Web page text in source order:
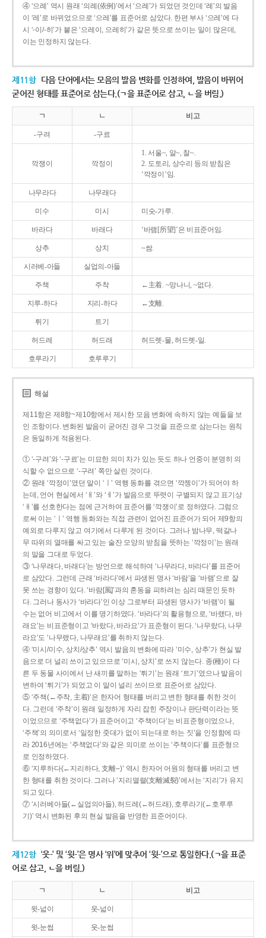
④ ‘으례’ 역시 원래 ‘의례(依例)’에서 ‘으례’가 되었던 것인데 ‘례’의 발음
이 ‘레’로 바뀌었으므로 ‘으레’를 표준어로 삼았다. 한편 부사 ‘으레’에 다
시 ‘-이/-히’가 붙은 ‘으레이, 으레히’가 같은 뜻으로 쓰이는 일이 많은데,
이는 인정하지 않는다.
제11항 다음 단어에서는 모음의 발음 변화를 인정하여, 발음이 바뀌어
굳어진 형태를 표준어로 삼는다.(ㄱ을 표준어로 삼고, ㄴ을 버림.)
ㄱ ㄴ 비고
-구려 -구료
깍쟁이 깍정이
1. 서울~, 알~, 찰~.
2. 도토리, 상수리 등의 받침은
‘깍정이’임.
나무라다 나무래다
미수 미시 미숫-가루.
바라다 바래다 ‘바램[所望]’은 비표준어임.
상추 상치 ~쌈.
시러베-아들 실업의-아들
주책 주착 ←主着. ~망나니, ~없다.
지루-하다 지리-하다 ←支離.
튀기 트기
허드레 허드래 허드렛-물, 허드렛-일.
호루라기 호루루기
해설
제11항은 제8항~제10항에서 제시한 모음 변화에 속하지 않는 예들을 보
인 조항이다. 변화된 발음이 굳어진 경우 그것을 표준으로 삼는다는 원칙
은 동일하게 적용된다.
① ‘-구려’와 ‘-구료’는 미묘한 의미 차가 있는 듯도 하나 언중이 분명히 의
식할 수 없으므로 ‘-구려’ 쪽만 살린 것이다.
② 원래 ‘깍정이’였던 말이 ‘ㅣ’ 역행 동화를 겪으면 ‘깍젱이’가 되어야 하
는데, 언어 현실에서 ‘ㅐ’와 ‘ㅔ’가 발음으로 뚜렷이 구별되지 않고 표기상
‘ㅐ’를 선호한다는 점에 근거하여 표준어를 ‘깍쟁이’로 정하였다. 그럼으
로써 이는 ‘ㅣ’ 역행 동화와는 직접 관련이 없어진 표준어가 되어 제9항의
예외로 다루지 않고 여기에서 다루게 된 것이다. 그러나 밤나무, 떡갈나
무 따위의 열매를 싸고 있는 술잔 모양의 받침을 뜻하는 ‘깍정이’는 원래
의 말을 그대로 두었다.
③ ‘나무래다, 바래다’는 방언으로 해석하여 ‘나무라다, 바라다’를 표준어
로 삼았다. 그런데 근래 ‘바라다’에서 파생된 명사 ‘바람’을 ‘바램’으로 잘
못 쓰는 경향이 있다. ‘바람[風]’과의 혼동을 피하려는 심리 때문인 듯하
다. 그러나 동사가 ‘바라다’인 이상 그로부터 파생된 명사가 ‘바램’이 될
수는 없어 비고에서 이를 명기하였다. ‘바라다’의 활용형으로, ‘바랬다, 바
래요’는 비표준형이고 ‘바랐다, 바라요’가 표준형이 된다. ‘나무랐다, 나무
라요’도 ‘나무랬다, 나무래요’를 취하지 않는다.
④ ‘미시/미수, 상치/상추’ 역시 발음의 변화에 따라 ‘미수, 상추’가 현실 발
음으로 더 널리 쓰이고 있으므로 ‘미시, 상치’로 쓰지 않는다. 종(種)이 다
른 두 동물 사이에서 난 새끼를 말하는 ‘튀기’는 원래 ‘트기’였으나 발음이
변하여 ‘튀기’가 되었고 이 말이 널리 쓰이므로 표준어로 삼았다.
⑤ ‘주책(←주착, 主着)’은 한자어 형태를 버리고 변한 형태를 취한 것이
다. 그런데 ‘주착’이 원래 일정하게 자리 잡힌 주장이나 판단력이라는 뜻
이었으므로 ‘주책없다’가 표준어이고 ‘주책이다’는 비표준형이었으나,
‘주책’의 의미로서 ‘일정한 줏대가 없이 되는대로 하는 짓’을 인정함에 따
라 2016년에는 ‘주책없다’와 같은 의미로 쓰이는 ‘주책이다’를 표준형으
로 인정하였다.
⑥ ‘지루하다(←지리하다, 支離--)’ 역시 한자어 어원의 형태를 버리고 변
한 형태를 취한 것이다. 그러나 ‘지리멸렬(支離滅裂)’에서는 ‘지리’가 유지
되고 있다.
⑦ ‘시러베아들(←실업의아들), 허드레(←허드래), 호루라기(←호루루
기)’ 역시 변화된 후의 현실 발음을 반영한 표준어이다.
제12항 ‘웃-’ 및 ‘윗-’은 명사 ‘위’에 맞추어 ‘윗-’으로 통일한다.(ㄱ을 표준
어로 삼고, ㄴ을 버림.)
ㄱ ㄴ 비고
윗-넓이 웃-넓이
윗-눈썹 웃-눈썹